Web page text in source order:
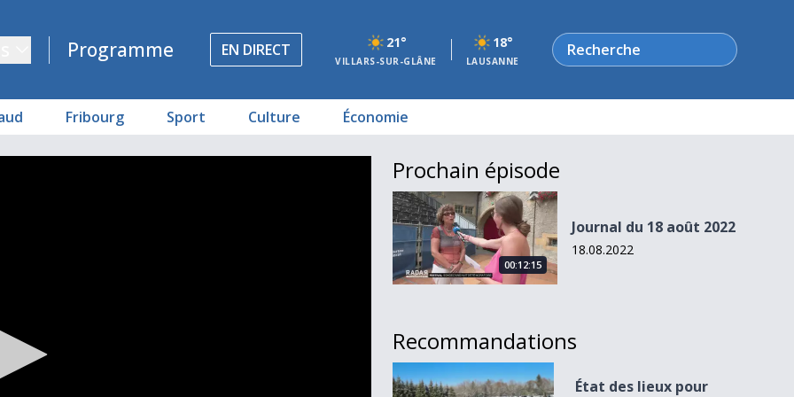
Programme EN DIRECT 21°
VILLARS-SUR-GLÂNE
18°
LAUSANNE
Rechercher
Fribourg Sport Culture Économie
Prochain épisode
Journal du 18 août 2022
00:12:15
Journal du 18 août 2022
18.08.2022
Recommandations
État des lieux pour l&#039;an 2 du coronavirus
État des lieux pour